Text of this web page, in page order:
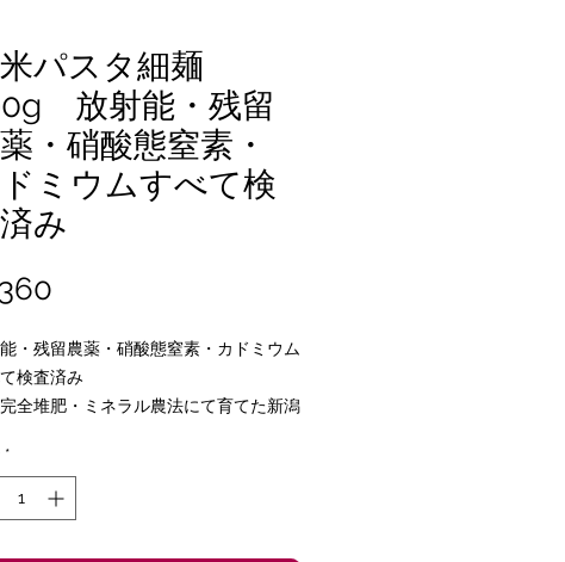
パスタ細麺
放射能・残留
・硝酸態窒素・
ミウムすべて検
み
・残留農薬・硝酸態窒素・カドミウム
検査済み
全堆肥・ミネラル農法にて育てた新潟
に馬鈴薯(デンプン国内産)・さといも(新
)を使っているだけになります。
*